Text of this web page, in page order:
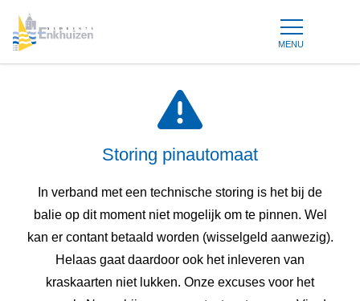
MENU
Storing pinautomaat
In verband met een technische storing is het bij de
balie op dit moment niet mogelijk om te pinnen. Wel
kan er contant betaald worden (wisselgeld aanwezig).
Helaas gaat daardoor ook het inleveren van
kraskaarten niet lukken. Onze excuses voor het